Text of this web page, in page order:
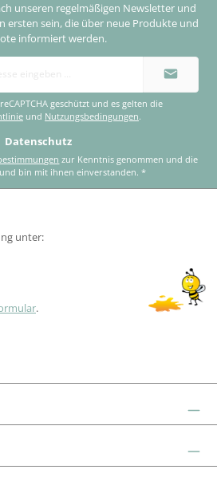
unseren regelmäßigen Newsletter und
ersten sein, die über neue Produkte und
informiert werden.
geschützt und es gelten die
und Nutzungsbedingungen.
Datenschutz
bin mit ihnen einverstanden.*
unter:
.